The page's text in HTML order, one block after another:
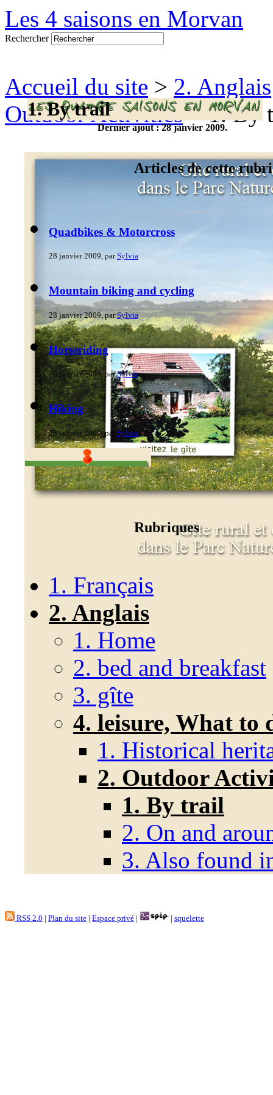
Les 4 saisons en Morvan
Rechercher
Accueil du site > 2. Anglais
Outdoor Activities> 1. By
1. By trail
Dernier ajout : 28 janvier 2009.
Articles de cette
Quadbikes & Motorcross
28 janvier 2009, parSylvia
Mountain biking and cycling
28 janvier 2009, parSylvia
Horseriding
28 janvier 2009, parSylvia
Hiking
28 janvier 2009, par Sylvia
Rubriques
1. Français
2. Anglais
1. Home
2. bed and breakfast
3. gîte
4. leisure, What to
1. Historical
2. Outdoor
1. By trail
2. On and
3. Also found
RSS 2.0 | Plan du site | Espace privé | | squelette